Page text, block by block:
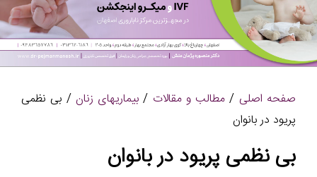
صفحه اصلی / مطالب و مقالات / بیماریهای زنان / بی نظمی
پریود در بانوان
بی نظمی پریود در بانوان